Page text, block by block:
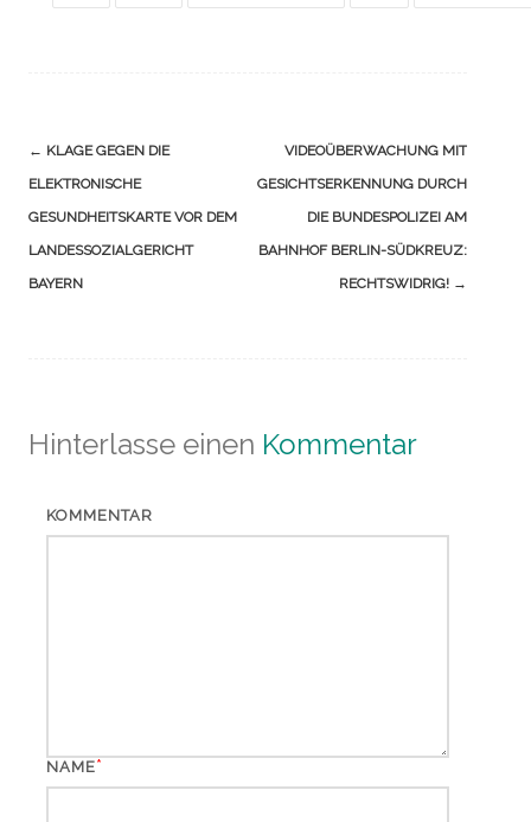
Navigation
(Beiträge)
← KLAGE GEGEN DIE
ELEKTRONISCHE
GESUNDHEITSKARTE VOR DEM
LANDESSOZIALGERICHT
BAYERN
VIDEOÜBERWACHUNG MIT
GESICHTSERKENNUNG DURCH
DIE BUNDESPOLIZEI AM
BAHNHOF BERLIN-SÜDKREUZ:
RECHTSWIDRIG! →
Hinterlasse einen Kommentar
KOMMENTAR
NAME*